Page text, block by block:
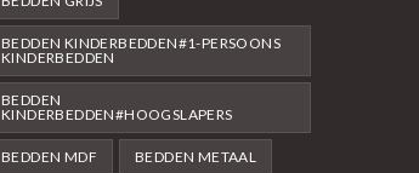
BEDDEN KINDERBEDDEN#1-PERSOONS
KINDERBEDDEN
BEDDEN
KINDERBEDDEN#HOOGSLAPERS
BEDDEN MDF BEDDEN METAAL